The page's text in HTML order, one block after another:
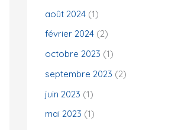
août 2024 (1)
février 2024 (2)
octobre 2023 (1)
septembre 2023 (2)
juin 2023 (1)
mai 2023 (1)